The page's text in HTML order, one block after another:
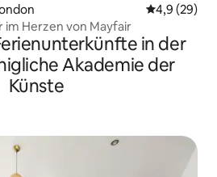
4,9 (29)
im Herzen von Mayfair
in der
Akademie der
Künste